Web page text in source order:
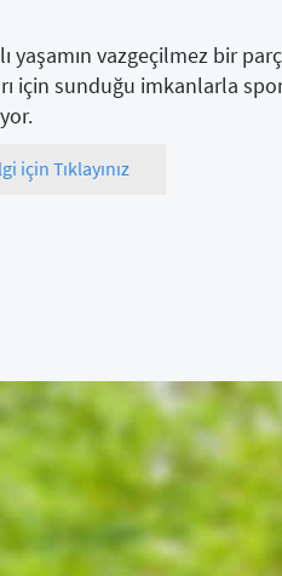
yaşamın vazgeçilmez bir
için sunduğu imkanlarla
için Tıklayınız